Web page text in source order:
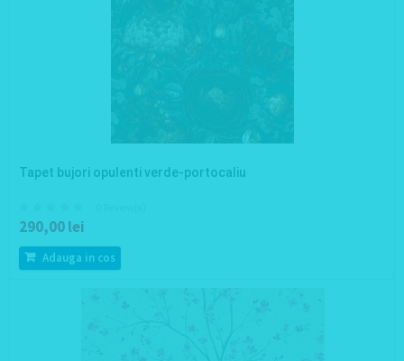
Tapet bujori opulenti verde-portocaliu
290,00 lei
Adauga in cos